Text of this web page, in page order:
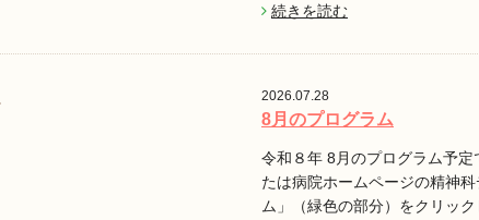
続きを読む
2026.07.28
8月のプログラム
令和８年 8月のプログラム予
たは病院ホームページの精神
ム」（緑色の部分）をクリ